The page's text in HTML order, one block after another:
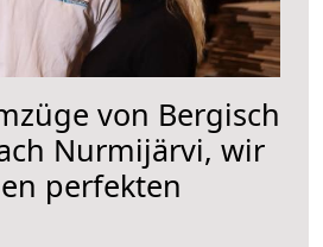
von Bergisch
Nurmijärvi, wir
perfekten